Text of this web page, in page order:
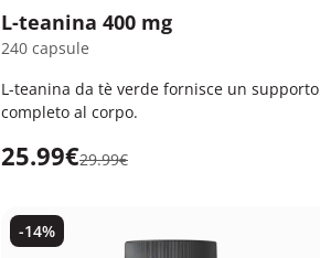
L-teanina 400 mg
240 capsule
L-teanina da tè verde fornisce un supporto
completo al corpo.
25.99€29.99€
-14%